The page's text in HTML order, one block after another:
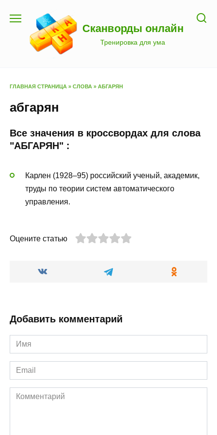
содержанию
Сканворды онлайн
Тренировка для ума
ГЛАВНАЯ СТРАНИЦА » СЛОВА » АБГАРЯН
абгарян
Все значения в кроссвордах для слова
"АБГАРЯН" :
Карлен (1928–95) российский ученый, академик,
труды по теории систем автоматического
управления.
Оцените статью
Добавить комментарий
Имя
*
Email
*
Комментарий